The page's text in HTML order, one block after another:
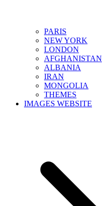
PARIS
NEW YORK
LONDON
AFGHANISTAN
ALBANIA
IRAN
MONGOLIA
THEMES
IMAGES WEBSITE